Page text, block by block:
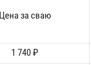
Цена за сваю
1 740 ₽